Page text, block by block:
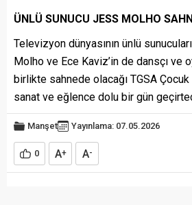
ÜNLÜ SUNUCU JESS MOLHO
Televizyon dünyasının ünlü
Molho ve Ece Kaviz’in de dansçı ve
birlikte sahnede olacağı TGSA
sanat ve eğlence dolu bir gün
Manşet Yayınlama: 07.05.2026
0 A+ A-